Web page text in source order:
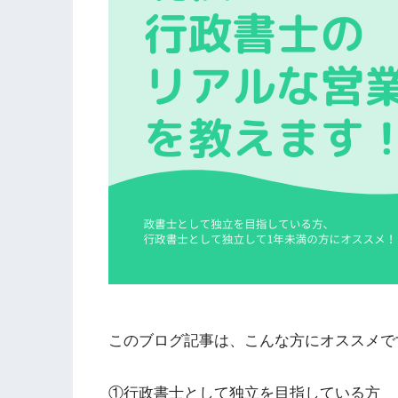
このブログ記事は、こんな方にオススメ
①行政書士として独立を目指している方